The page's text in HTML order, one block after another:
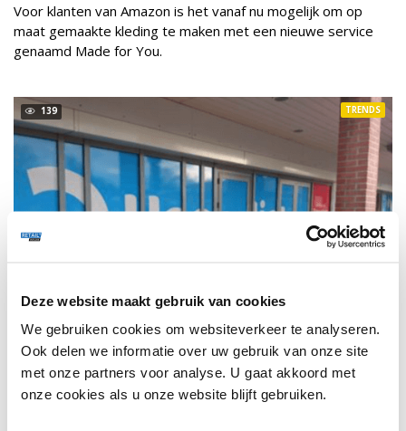
Deze website maakt gebruik van cookies
We gebruiken cookies om websiteverkeer te analyseren.
Ook delen we informatie over uw gebruik van onze site
met onze partners voor analyse. U gaat akkoord met
onze cookies als u onze website blijft gebruiken.
Voor klanten van Amazon is het vanaf nu mogelijk om op
maat gemaakte kleding te maken met een nieuwe service
genaamd Made for You.
139
RETAIL OUTLOOK 6 MEI 2020
TRENDS